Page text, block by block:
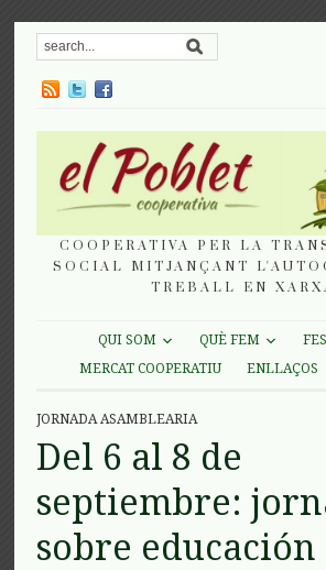
COOPERATIVA PER LA
SOCIAL MITJANÇANT
TREBALL EN
QUI SOM QUÈ FEM
MERCAT COOPERATIU
ENLLAÇOS
JORNADA ASAMBLEARIA
Del 6 al 8 de
septiembre:
sobre educación